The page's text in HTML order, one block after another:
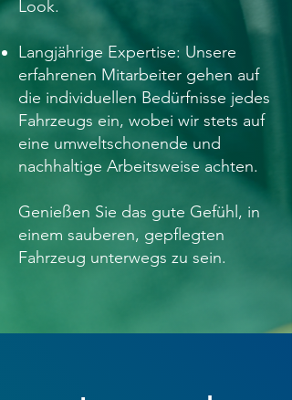
Look.
Langjährige Expertise: Unsere
erfahrenen Mitarbeiter gehen auf
die individuellen Bedürfnisse jedes
Fahrzeugs ein, wobei wir stets auf
eine umweltschonende und
nachhaltige Arbeitsweise achten.
Genießen Sie das gute Gefühl, in
einem sauberen, gepflegten
Fahrzeug unterwegs zu sein.